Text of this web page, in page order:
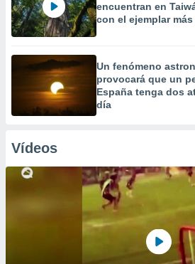
encuentran en
con el ejemplar
Un fenómeno
provocará que un
España tenga dos
día
Vídeos